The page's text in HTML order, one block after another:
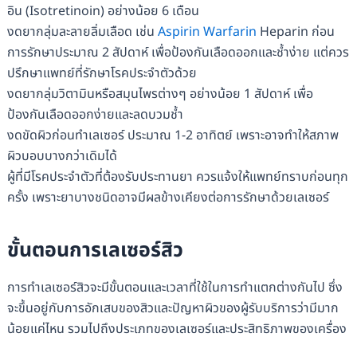
อิน (Isotretinoin) อย่างน้อย 6 เดือน
งดยากลุ่มละลายลิ่มเลือด เช่น Aspirin Warfarin Heparin ก่อน
การรักษาประมาณ 2 สัปดาห์ เพื่อป้องกันเลือดออกและช้ำง่าย แต่ควร
ปรึกษาแพทย์ที่รักษาโรคประจําตัวด้วย
งดยากลุ่มวิตามินหรือสมุนไพรต่างๆ อย่างน้อย 1 สัปดาห์ เพื่อ
ป้องกันเลือดออกง่ายและลดบวมช้ำ
งดขัดผิวก่อนทำเลเซอร์ ประมาณ 1-2 อาทิตย์ เพราะอาจทำให้สภาพ
ผิวบอบบางกว่าเดิมได้
ผู้ที่มีโรคประจำตัวที่ต้องรับประทานยา ควรแจ้งให้แพทย์ทราบก่อนทุก
ครั้ง เพราะยาบางชนิดอาจมีผลข้างเคียงต่อการรักษาด้วยเลเซอร์
ขั้นตอนการเลเซอร์สิว
การทำเลเซอร์สิวจะมีขั้นตอนและเวลาที่ใช้ในการทำแตกต่างกันไป ซึ่ง
จะขึ้นอยู่กับการอักเสบของสิวและปัญหาผิวของผู้รับบริการว่ามีมาก
น้อยแค่ไหน รวมไปถึงประเภทของเลเซอร์และประสิทธิภาพของเครื่อง